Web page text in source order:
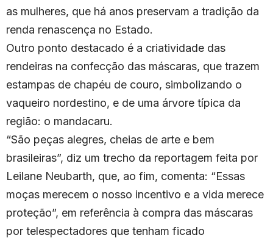
as mulheres, que há anos preservam a tradição da
renda renascença no Estado.
Outro ponto destacado é a criatividade das
rendeiras na confecção das máscaras, que trazem
estampas de chapéu de couro, simbolizando o
vaqueiro nordestino, e de uma árvore típica da
região: o mandacaru.
“São peças alegres, cheias de arte e bem
brasileiras”, diz um trecho da reportagem feita por
Leilane Neubarth, que, ao fim, comenta: “Essas
moças merecem o nosso incentivo e a vida merece
proteção”, em referência à compra das máscaras
por telespectadores que tenham ficado